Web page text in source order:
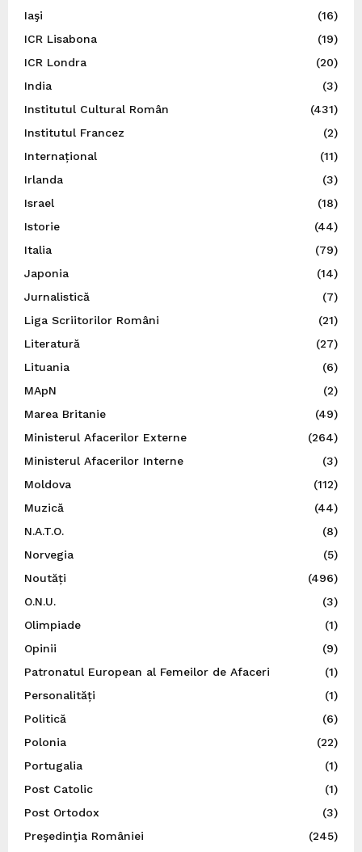
Iaşi
(16)
ICR Lisabona
(19)
ICR Londra
(20)
India
(3)
Institutul Cultural Român
(431)
Institutul Francez
(2)
Internațional
(11)
Irlanda
(3)
Israel
(18)
Istorie
(44)
Italia
(79)
Japonia
(14)
Jurnalistică
(7)
Liga Scriitorilor Români
(21)
Literatură
(27)
Lituania
(6)
MApN
(2)
Marea Britanie
(49)
Ministerul Afacerilor Externe
(264)
Ministerul Afacerilor Interne
(3)
Moldova
(112)
Muzică
(44)
N.A.T.O.
(8)
Norvegia
(5)
Noutăți
(496)
O.N.U.
(3)
Olimpiade
(1)
Opinii
(9)
Patronatul European al Femeilor de Afaceri
(1)
Personalități
(1)
Politică
(6)
Polonia
(22)
Portugalia
(1)
Post Catolic
(1)
Post Ortodox
(3)
Preşedinţia României
(245)